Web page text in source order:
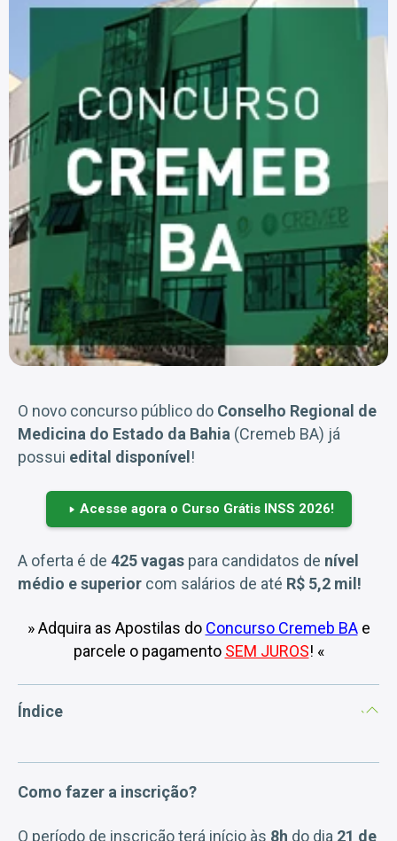
O novo concurso público do Conselho Regional de
Medicina do Estado da Bahia (Cremeb BA) já
possui edital disponível !
Acesse agora o Curso Grátis INSS 2026!
A oferta é de 425 vagas para candidatos de nível
médio e superior com salários de até R$ 5,2 mil!
» Adquira as Apostilas do Concurso Cremeb BAe
parcele o pagamento SEM JUROS! «
Índice
Como fazer a inscrição?
O período de inscrição terá início às 8h do dia 21 de